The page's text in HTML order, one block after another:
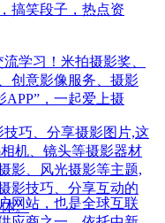
搞笑段子，热点资
学习！米拍摄影奖、
创意影像服务、摄影
APP”，一起爱上摄
巧、分享摄影图片,这
机、镜头等摄影器材
影、风光摄影等主题,
影技巧、分享互动的
。
网站，也是全球互联